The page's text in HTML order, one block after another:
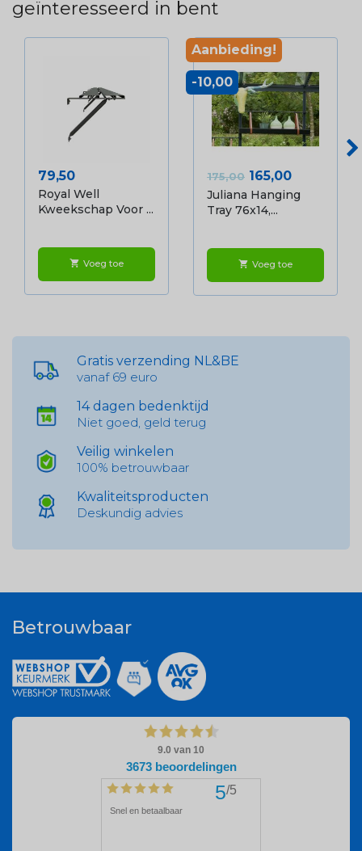
geïnteresseerd in bent
Prijs
79,50
Royal Well
Kweekschap Voor ...
shopping_cart Voeg toe
Normale prijs
175,00 Prijs
165,00
Juliana Hanging
Tray 76x14,...
shopping_cart Voeg toe
Aanbieding!
-10,00
Gratis verzending NL&BE
vanaf 69 euro
14 dagen bedenktijd
Niet goed, geld terug
Veilig winkelen
100% betrouwbaar
Kwaliteitsproducten
Deskundig advies
Betrouwbaar